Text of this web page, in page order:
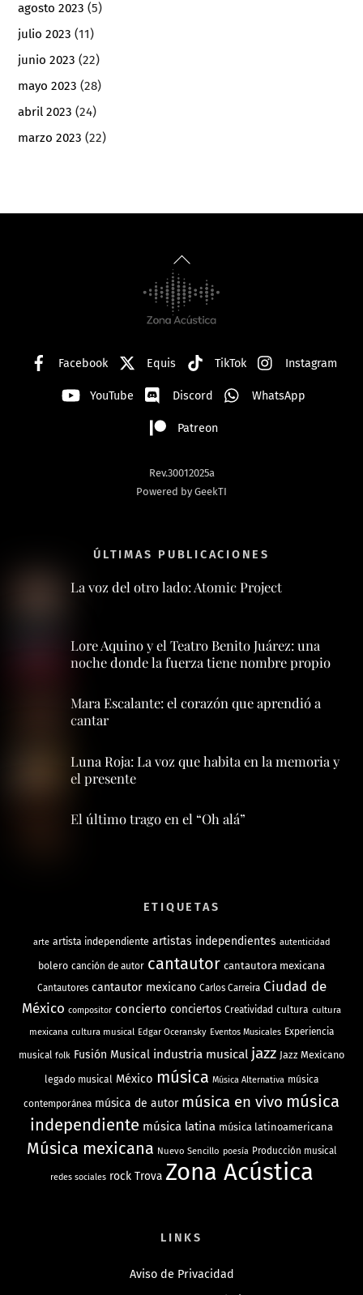
agosto 2023 (5)
julio 2023 (11)
junio 2023 (22)
mayo 2023 (28)
abril 2023 (24)
marzo 2023 (22)
Back
To
Top
Facebook Equis TikTok Instagram
YouTube Discord WhatsApp
Patreon
Rev.30012025a
Powered by GeekTI
ÚLTIMAS PUBLICACIONES
La voz del otro lado: Atomic Project
Lore Aquino y el Teatro Benito Juárez: una
noche donde la fuerza tiene nombre propio
Mara Escalante: el corazón que aprendió a
cantar
Luna Roja: La voz que habita en la memoria y
el presente
El último trago en el “Oh alá”
ETIQUETAS
arte artista independiente artistas independientes autenticidad
bolero canción de autor cantautor cantautora mexicana
Cantautores cantautor mexicano Carlos Carreira Ciudad de
México compositor concierto conciertos Creatividad cultura cultura
mexicana cultura musical Edgar Oceransky Eventos Musicales Experiencia
musical folk Fusión Musical industria musical jazz Jazz Mexicano
legado musical México música Música Alternativa música
contemporánea música de autor música en vivo música
independiente música latina música latinoamericana
Música mexicana Nuevo Sencillo poesía Producción musical
redes sociales rock Trova Zona Acústica
LINKS
Aviso de Privacidad